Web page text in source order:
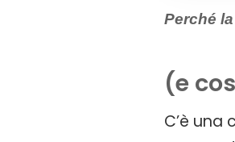
Perché
(e
C’è una